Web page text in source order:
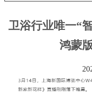
卫浴行业唯一“
鸿蒙